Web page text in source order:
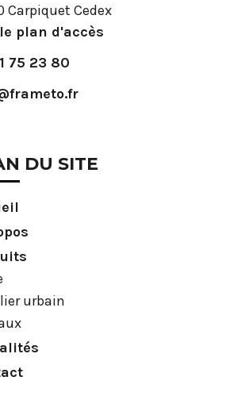
Carpiquet Cedex
plan d'accès
75 23 80
DU SITE
urbain